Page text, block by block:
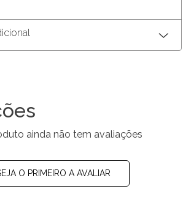
ainda não tem avaliações
O PRIMEIRO A AVALIAR